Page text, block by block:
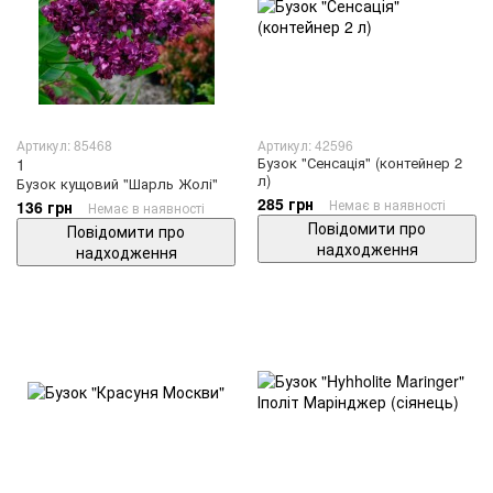
Артикул: 85468
1
Бузок кущовий "Шарль Жолі"
136 грн Немає в наявності
Повідомити про
надходження
Артикул: 42596
Бузок "Сенсація" (контейнер 2
л)
285 грн Немає в наявності
Повідомити про
надходження